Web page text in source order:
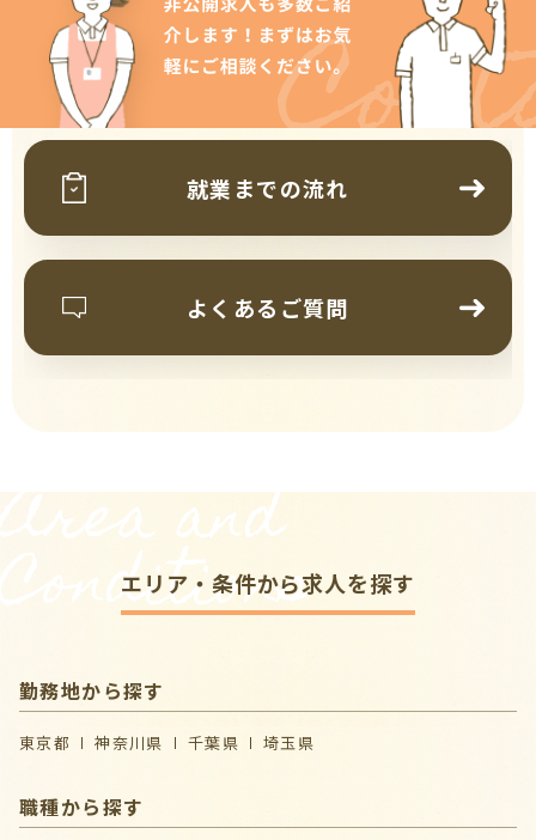
就業までの流れ
よくあるご質問
Area and
Conditions
エリア・条件から求人を探す
勤務地から探す
東京都 神奈川県 千葉県 埼玉県
職種から探す